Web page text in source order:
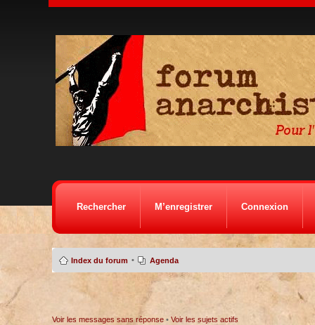
Rechercher M’enregistrer Connexion
Index du forum • Agenda
Voir les messages sans réponse• Voir les sujets actifs